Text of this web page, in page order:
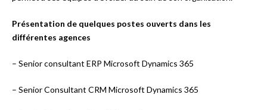
Présentation de quelques postes ouverts dans les
différentes agences
– Senior consultant ERP Microsoft Dynamics 365
– Senior Consultant CRM Microsoft Dynamics 365